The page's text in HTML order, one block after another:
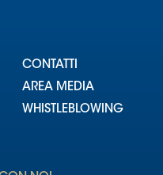
CONTATTI
AREA MEDIA
WHISTLEBLOWING